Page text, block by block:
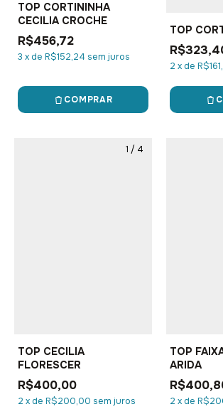
TOP CORTININHA
CECILIA CROCHE
R$456,72
3 xde R$152,24 sem juros
COMPRAR
TOP
2 xde
1 / 4
TOP CECILIA
FLORESCER
R$400,00
2 xde R$200,00 sem juros
TOP
ARIDA
2 xde